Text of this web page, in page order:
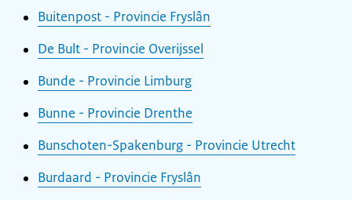
Buitenpost - Provincie Fryslân
De Bult - Provincie Overijssel
Bunde - Provincie Limburg
Bunne - Provincie Drenthe
Bunschoten-Spakenburg - Provincie Utrecht
Burdaard - Provincie Fryslân